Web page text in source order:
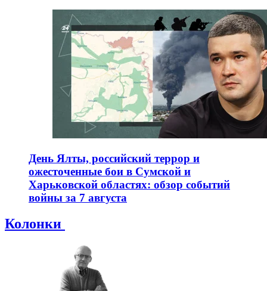
День Ялты, российский террор и
ожесточенные бои в Сумской и
Харьковской областях: обзор событий
войны за 7 августа
Колонки